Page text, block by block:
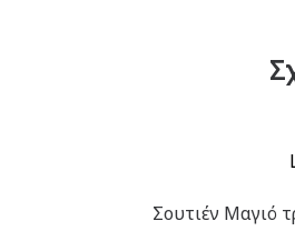
Σουτιέν Μαγιό